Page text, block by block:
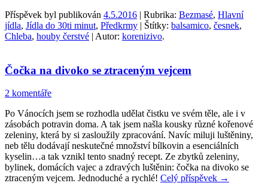
Příspěvek byl publikován 4.5.2016 | Rubrika: Bezmasé, Hlavní
jídla, Jídla do 30ti minut, Předkrmy | Štítky: balsamico, česnek,
Chleba, houby čerstvé | Autor: korenizivo.
Čočka na divoko se ztraceným vejcem
2 komentáře
Po Vánocích jsem se rozhodla udělat čistku ve svém těle, ale i v
zásobách potravin doma. A tak jsem našla kousky různé kořenové
zeleniny, která by si zasloužily zpracování. Navíc miluji luštěniny,
neb tělu dodávají neskutečné množství bílkovin a esenciálních
kyselin…a tak vznikl tento snadný recept. Ze zbytků zeleniny,
bylinek, domácích vajec a zdravých luštěnin: čočka na divoko se
ztraceným vejcem. Jednoduché a rychlé! Celý příspěvek →